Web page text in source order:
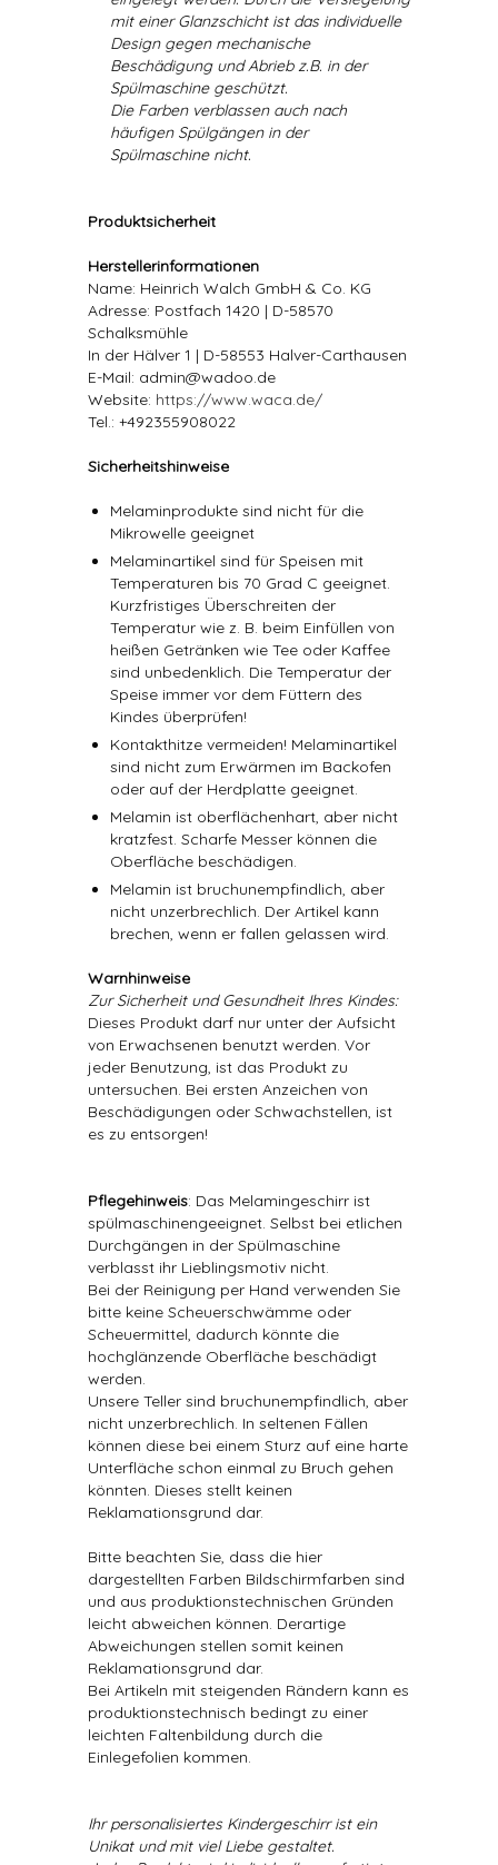
mit einer Glanzschicht ist das individuelle
Design gegen mechanische
Beschädigung und Abrieb z.B. in der
Spülmaschine geschützt.
Die Farben verblassen auch nach
häufigen Spülgängen in der
Spülmaschine nicht.
Produktsicherheit
Herstellerinformationen
Name: Heinrich Walch GmbH & Co. KG
Adresse: Postfach 1420 | D-58570
Schalksmühle
In der Hälver 1 | D-58553 Halver-Carthausen
E-Mail: admin@wadoo.de
Website: https://www.waca.de/
Tel.: +492355908022
Sicherheitshinweise
Melaminprodukte sind nicht für die
Mikrowelle geeignet
Melaminartikel sind für Speisen mit
Temperaturen bis 70 Grad C geeignet.
Kurzfristiges Überschreiten der
Temperatur wie z. B. beim Einfüllen von
heißen Getränken wie Tee oder Kaffee
sind unbedenklich. Die Temperatur der
Speise immer vor dem Füttern des
Kindes überprüfen!
Kontakthitze vermeiden! Melaminartikel
sind nicht zum Erwärmen im Backofen
oder auf der Herdplatte geeignet.
Melamin ist oberflächenhart, aber nicht
kratzfest. Scharfe Messer können die
Oberfläche beschädigen.
Melamin ist bruchunempfindlich, aber
nicht unzerbrechlich. Der Artikel kann
brechen, wenn er fallen gelassen wird.
Warnhinweise
Zur Sicherheit und Gesundheit Ihres Kindes:
Dieses Produkt darf nur unter der Aufsicht
von Erwachsenen benutzt werden. Vor
jeder Benutzung, ist das Produkt zu
untersuchen. Bei ersten Anzeichen von
Beschädigungen oder Schwachstellen, ist
es zu entsorgen!
Pflegehinweis: Das Melamingeschirr ist
spülmaschinengeeignet. Selbst bei etlichen
Durchgängen in der Spülmaschine
verblasst ihr Lieblingsmotiv nicht.
Bei der Reinigung per Hand verwenden Sie
bitte keine Scheuerschwämme oder
Scheuermittel, dadurch könnte die
hochglänzende Oberfläche beschädigt
werden.
Unsere Teller sind bruchunempfindlich, aber
nicht unzerbrechlich. In seltenen Fällen
können diese bei einem Sturz auf eine harte
Unterfläche schon einmal zu Bruch gehen
könnten. Dieses stellt keinen
Reklamationsgrund dar.
Bitte beachten Sie, dass die hier
dargestellten Farben Bildschirmfarben sind
und aus produktionstechnischen Gründen
leicht abweichen können. Derartige
Abweichungen stellen somit keinen
Reklamationsgrund dar.
Bei Artikeln mit steigenden Rändern kann es
produktionstechnisch bedingt zu einer
leichten Faltenbildung durch die
Einlegefolien kommen.
Ihr personalisiertes Kindergeschirr ist ein
Unikat und mit viel Liebe gestaltet.